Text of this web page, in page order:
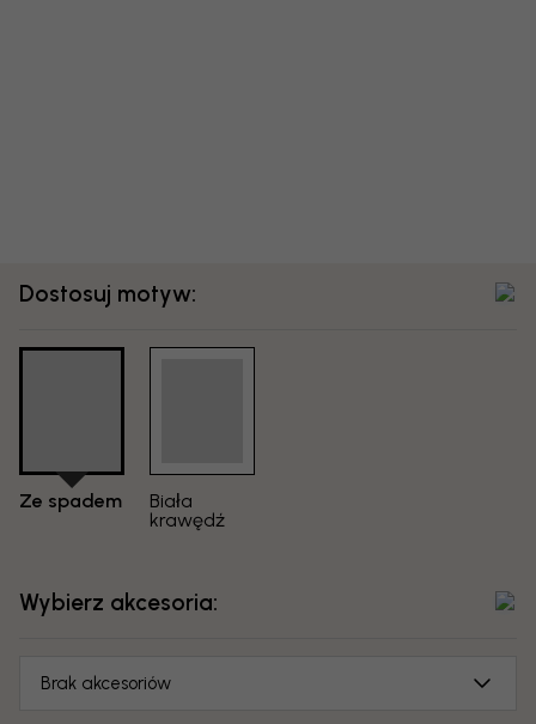
Dostosuj motyw:
Ze spadem
Biała
krawędź
Wybierz akcesoria:
Brak akcesoriów